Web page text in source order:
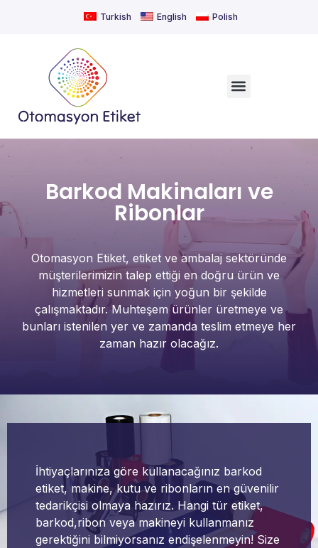
Turkish English Polish
Barkod Makinaları ve
Ribonlar
Otomasyon Etiket, etiket ve ambalaj sektöründe
müşterilerimizin talep ettiği en doğru ürün ve
hizmetleri sunmak için yoğun bir şekilde
çalışmaktadır. Muhteşem ürünler üretmeye ve
bunları istenilen yer ve zamanda teslim etmeye her
zaman hazır olacağız.
İhtiyaçlarınıza göre kullanacağınız barkod
etiket, makine, kutu ve ribonların en güvenilir
tedarikçisi olmaya hazırız. Hangi tür etiket,
barkod,ribon veya makineyi kullanmanız
gerektiğini bilmiyorsanız endişelenmeyin! Size